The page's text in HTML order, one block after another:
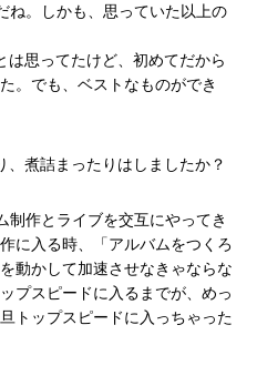
ね。しかも、思っていた以上の
思ってたけど、初めてだから
。でも、ベストなものができ
煮詰まったりはしましたか？
作とライブを交互にやってき
に入る時、「アルバムをつくろ
動かして加速させなきゃならな
プスピードに入るまでが、めっ
トップスピードに入っちゃった